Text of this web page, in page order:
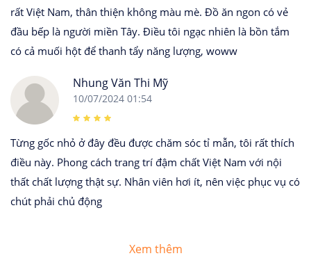
rất Việt Nam, thân thiện không màu mè. Đồ ăn ngon có vẻ
đầu bếp là người miền Tây. Điều tôi ngạc nhiên là bồn tắm
có cả muối hột để thanh tẩy năng lượng, woww
Nhung Văn Thi Mỹ
10/07/2024 01:54
Từng gốc nhỏ ở đây đều được chăm sóc tỉ mẫn, tôi rất thích
điều này. Phong cách trang trí đậm chất Việt Nam với nội
thất chất lượng thật sự. Nhân viên hơi ít, nên việc phục vụ có
chút phải chủ động
Xem thêm